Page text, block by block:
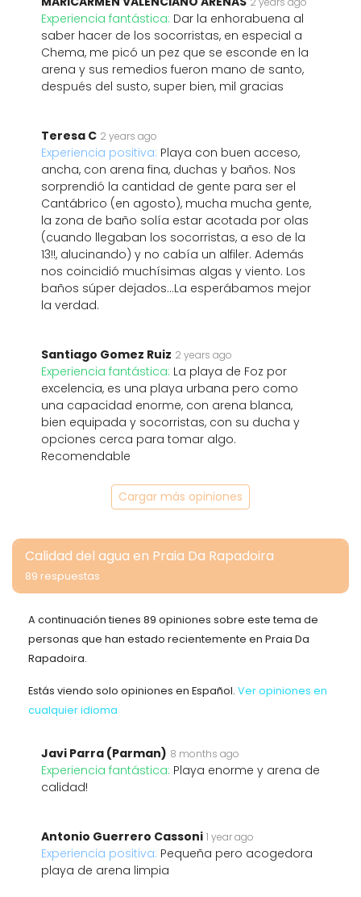
Experiencia fantástica: Dar la enhorabuena al
saber hacer de los socorristas, en especial a
Chema, me picó un pez que se esconde en la
arena y sus remedios fueron mano de santo,
después del susto, super bien, mil gracias
Teresa C 2 years ago
Experiencia positiva: Playa con buen acceso,
ancha, con arena fina, duchas y baños. Nos
sorprendió la cantidad de gente para ser el
Cantábrico (en agosto), mucha mucha gente,
la zona de baño solía estar acotada por olas
(cuando llegaban los socorristas, a eso de la
13!!, alucinando) y no cabía un alfiler. Además
nos coincidió muchísimas algas y viento. Los
baños súper dejados...La esperábamos mejor
la verdad.
Santiago Gomez Ruiz 2 years ago
Experiencia fantástica: La playa de Foz por
excelencia, es una playa urbana pero como
una capacidad enorme, con arena blanca,
bien equipada y socorristas, con su ducha y
opciones cerca para tomar algo.
Recomendable
Cargar más opiniones
Calidad del agua en Praia Da Rapadoira
89 respuestas
A continuación tienes 89 opiniones sobre este tema de
personas que han estado recientemente en Praia Da
Rapadoira.
Estás viendo solo opiniones en Español. Ver opiniones en
cualquier idioma
Javi Parra (Parman) 8 months ago
Experiencia fantástica: Playa enorme y arena de
calidad!
Antonio Guerrero Cassoni 1 year ago
Experiencia positiva: Pequeña pero acogedora
playa de arena limpia